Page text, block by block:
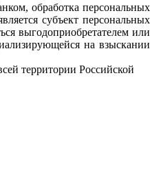
обработка персональных
субъект персональных
выгодоприобретателем или
на взыскании
территории Российской